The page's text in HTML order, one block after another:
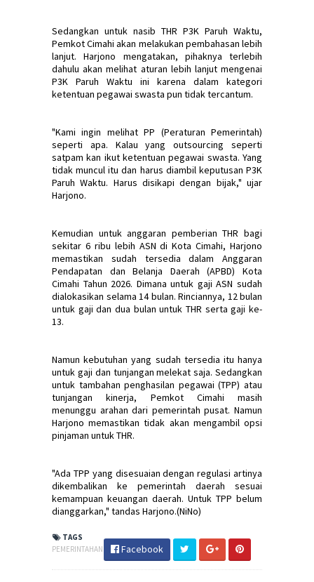
Sedangkan untuk nasib THR P3K Paruh Waktu,
Pemkot Cimahi akan melakukan pembahasan lebih
lanjut. Harjono mengatakan, pihaknya terlebih
dahulu akan melihat aturan lebih lanjut mengenai
P3K Paruh Waktu ini karena dalam kategori
ketentuan pegawai swasta pun tidak tercantum.
"Kami ingin melihat PP (Peraturan Pemerintah)
seperti apa. Kalau yang outsourcing seperti
satpam kan ikut ketentuan pegawai swasta. Yang
tidak muncul itu dan harus diambil keputusan P3K
Paruh Waktu. Harus disikapi dengan bijak," ujar
Harjono.
Kemudian untuk anggaran pemberian THR bagi
sekitar 6 ribu lebih ASN di Kota Cimahi, Harjono
memastikan sudah tersedia dalam Anggaran
Pendapatan dan Belanja Daerah (APBD) Kota
Cimahi Tahun 2026. Dimana untuk gaji ASN sudah
dialokasikan selama 14 bulan. Rinciannya, 12 bulan
untuk gaji dan dua bulan untuk THR serta gaji ke-
13.
Namun kebutuhan yang sudah tersedia itu hanya
untuk gaji dan tunjangan melekat saja. Sedangkan
untuk tambahan penghasilan pegawai (TPP) atau
tunjangan kinerja, Pemkot Cimahi masih
menunggu arahan dari pemerintah pusat. Namun
Harjono memastikan tidak akan mengambil opsi
pinjaman untuk THR.
"Ada TPP yang disesuaian dengan regulasi artinya
dikembalikan ke pemerintah daerah sesuai
kemampuan keuangan daerah. Untuk TPP belum
dianggarkan," tandas Harjono.(NiNo)
TAGS
PEMERINTAHAN
Facebook